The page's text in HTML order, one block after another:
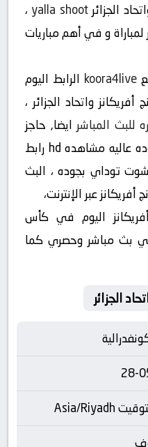
الجزائرyalla shoot ،
و في أهم مباريات
koora4live الرابط اليوم
أفريكانز واتحاد الجزائر ،
للبث المباشر ايضا, حاجز
وننشر لكم رابط بث مباشر بجوده عاليه مشاهده hd رابط
توداي بجوده ، البث
أفريكانز عبر الإنترنت،
أفريكانز اليوم في كأس
في بث مباشر وحصري كما
الجزائر
28-